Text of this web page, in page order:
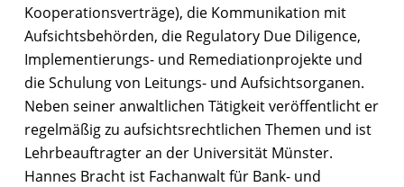
Kooperationsverträge), die Kommunikation mit
Aufsichtsbehörden, die Regulatory Due Diligence,
Implementierungs- und Remediationprojekte und
die Schulung von Leitungs- und Aufsichtsorganen.
Neben seiner anwaltlichen Tätigkeit veröffentlicht er
regelmäßig zu aufsichtsrechtlichen Themen und ist
Lehrbeauftragter an der Universität Münster.
Hannes Bracht ist Fachanwalt für Bank- und